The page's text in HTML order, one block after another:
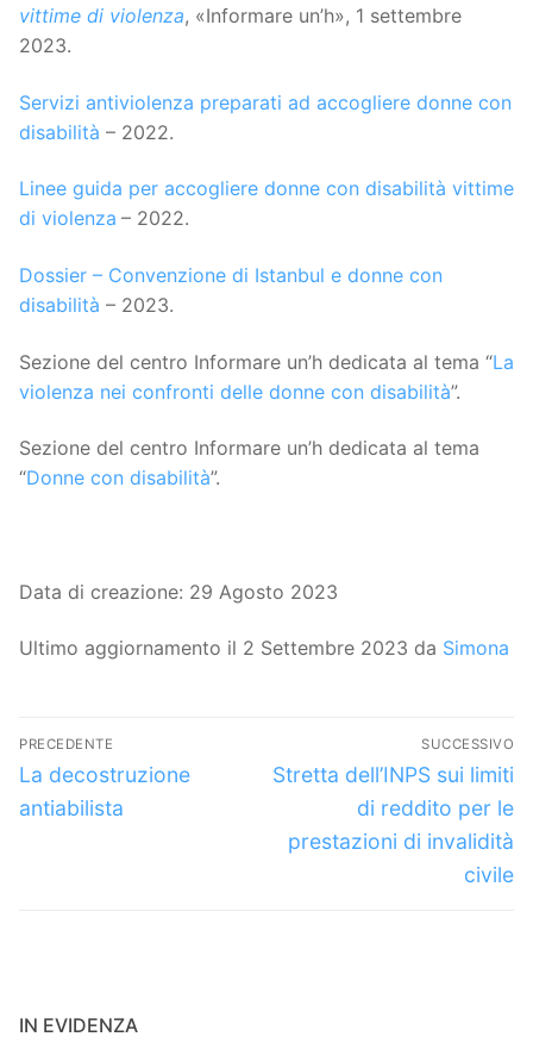
vittime di violenza, «Informare un’h», 1 settembre
2023.
Servizi antiviolenza preparati ad accogliere donne con
disabilità – 2022.
Linee guida per accogliere donne con disabilità vittime
di violenza – 2022.
Dossier – Convenzione di Istanbul e donne con
disabilità – 2023.
Sezione del centro Informare un’h dedicata al tema “La
violenza nei confronti delle donne con disabilità”.
Sezione del centro Informare un’h dedicata al tema
“Donne con disabilità”.
Data di creazione: 29 Agosto 2023
Ultimo aggiornamento il 2 Settembre 2023 da Simona
Navigazione
articoli
PRECEDENTE
Articolo
precedente:
La decostruzione
antiabilista
SUCCESSIVO
Articolo
successivo:
Stretta dell’INPS sui limiti
di reddito per le
prestazioni di invalidità
civile
IN EVIDENZA